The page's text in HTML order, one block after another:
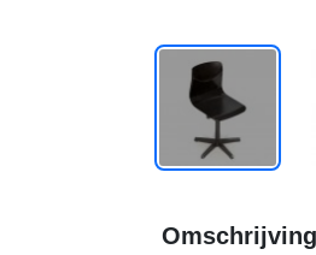
Omschrijving